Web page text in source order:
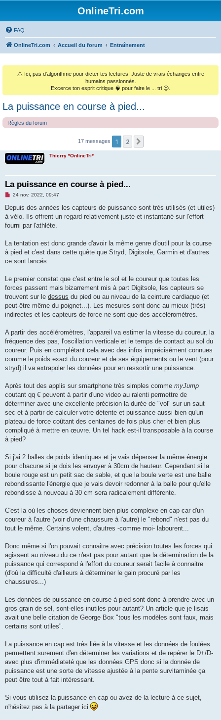
OnlineTri.com
FAQ
OnlineTri.com Accueil du forum Entraînement
⚠️ Ici, pas d'algorithme pour dicter tes lectures! Juste de vrais échanges entre
humains passionnés.
Excerce ton esprit critique 🧠 pour faire le ... tri 😉.
La puissance en course à pied...
Règles du forum
17 messages 1 2
Thierry *OnlineTri*
La puissance en course à pied...
M
s
s
a
g
o
l
u
24 nov. 2022, 09:47
Depuis des années les capteurs de puissance sont très utilisés (et utiles)
à vélo. Ils offrent un regard relativement juste et instantané sur l'effort
fourni par l'athlète.
La tentation est donc grande d'avoir la même genre d'outil pour la course
à pied et c'est dans cette quête que Stryd, Digitsole, Garmin et d'autres
ce sont lancés.
Le premier constat que c'est entre le sol et le coureur que toutes les
forces passent mais bizarrement mis à part Digitsole, les capteurs se
trouvent sur le dessus du pied ou au niveau de la ceinture cardiaque (et
peut-être même du poignet...). Les mesures sont donc au mieux (très)
indirectes et les capteurs de force ne sont que des accéléromètres.
A partir des accéléromètres, l'appareil va estimer la vitesse du coureur, la
fréquence des pas, l'oscillation verticale et le temps de contact au sol du
coureur. Puis en complétant cela avec des infos imprécisément connues
comme le poids exact du coureur et de ses équipements ou le vent (pour
stryd) il va extrapoler les données pour en ressortir une puissance.
Après tout des applis sur smartphone très simples comme myJump
coutant qq € peuvent à partir d'une video au ralenti permettre de
déterminer avec une excellente précision la durée de "vol" sur un saut
sec et à partir de calculer votre détente et puissance aussi bien qu'un
plateau de force coûtant des centaines de fois plus cher et bien plus
compliqué à mettre en œuvre. Un tel hack est-il transposable à la course
à pied?
Si j'ai 2 balles de poids identiques et je vais dépenser la même énergie
pour chacune si je dois les envoyer à 30cm de hauteur. Cependant si la
boule rouge est un petit sac de sable, et que la boule verte est une balle
rebondissante l'énergie que je vais devoir redonner à la balle pour qu'elle
rebondisse à nouveau à 30 cm sera radicalement différente.
C'est la où les choses deviennent bien plus complexe en cap car d'un
coureur à l'autre (voir d'une chaussure à l'autre) le "rebond" n'est pas du
tout le même. Certains volent, d'autres -comme moi- labourent...
Donc même si l'on pouvait connaitre avec précision toutes les forces qui
agissent au niveau du ce n'est pas pour autant que la détermination de la
puissance qui correspond à l'effort du coureur serait facile à connaitre
(d'où la difficulté d'ailleurs à déterminer le gain procuré par les
chaussures...)
Les données de puissance en course à pied sont donc à prendre avec un
gros grain de sel, sont-elles inutiles pour autant? Un article que je lisais
avait une belle citation de George Box "tous les modèles sont faux, mais
certains sont utiles".
La puissance en cap est très liée à la vitesse et les données de foulées
permettent surement d'en déterminer les variations et de repérer le D+/D-
avec plus d'immédiateté que les données GPS donc si la donnée de
puissance est une sorte de vitesse ajustée à la pente survitaminée ça
peut être tout à fait intéressant.
Si vous utilisez la puissance en cap ou avez de la lecture à ce sujet,
n'hésitez pas à la partager ici